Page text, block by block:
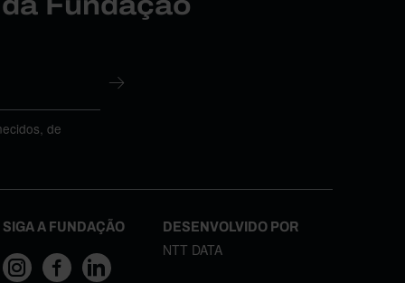
de
SIGA A FUNDAÇÃO DESENVOLVIDO POR
NTT DATA